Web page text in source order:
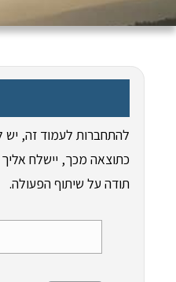
להתחברות לעמוד זה,
כתוצאה מכך, יישלח
תודה על שיתוף הפעולה.